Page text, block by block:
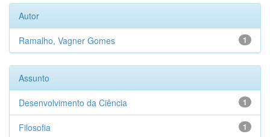
Autor
1
Ramalho, Vagner Gomes
Assunto
1
Desenvolvimento da Ciência
1
Filosofia